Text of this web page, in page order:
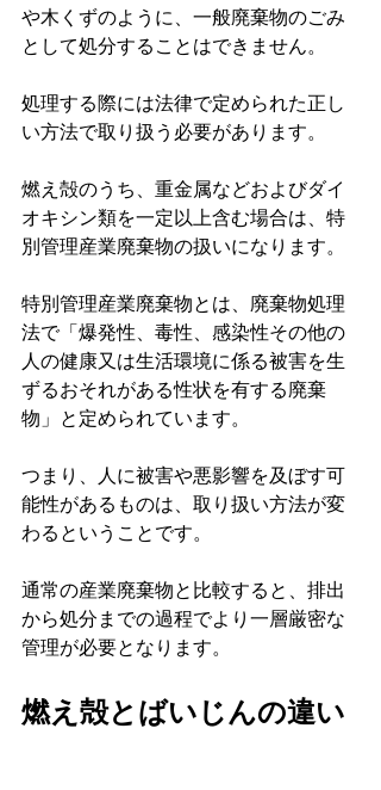
や木くずのように、一般廃棄物のごみ
として処分することはできません。
処理する際には法律で定められた正し
い方法で取り扱う必要があります。
燃え殻のうち、重金属などおよびダイ
オキシン類を一定以上含む場合は、特
別管理産業廃棄物の扱いになります。
特別管理産業廃棄物とは、廃棄物処理
法で「爆発性、毒性、感染性その他の
人の健康又は生活環境に係る被害を生
ずるおそれがある性状を有する廃棄
物」と定められています。
つまり、人に被害や悪影響を及ぼす可
能性があるものは、取り扱い方法が変
わるということです。
通常の産業廃棄物と比較すると、排出
から処分までの過程でより一層厳密な
管理が必要となります。
燃え殻とばいじんの違い